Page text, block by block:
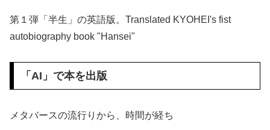
第１弾「半生」の英語版。Translated KYOHEI's fist
autobiography book "Hansei"
「AI」で本を出版
メタバースの流行りから、時間が経ち